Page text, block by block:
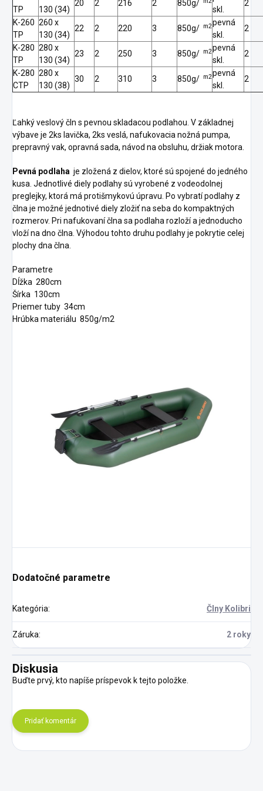
TP
130 (34)
20 2 216 2 850g/
skl.
2
K-260
TP
260 x
130 (34)
22 2 220 3 850g/ m2pevná
skl.
2
K-280
TP
280 x
130 (34)
23 2 250 3 850g/ m2pevná
skl.
2
K-280
CTP
280 x
130 (38)
30 2 310 3 850g/ m2pevná
skl.
2
Ľahký veslový čln s pevnou skladacou podlahou. V základnej
výbave je 2ks lavička, 2ks veslá, nafukovacia nožná pumpa,
prepravný vak, opravná sada, návod na obsluhu, držiak motora.
Pevná podlaha je zložená z dielov, ktoré sú spojené do jedného
kusa. Jednotlivé diely podlahy sú vyrobené z vodeodolnej
preglejky, ktorá má protišmykovú úpravu. Po vybratí podlahy z
člna je možné jednotivé diely zložiť na seba do kompaktných
rozmerov. Pri nafukovaní člna sa podlaha rozloží a jednoducho
vloží na dno člna. Výhodou tohto druhu podlahy je pokrytie celej
plochy dna člna.
Parametre
Dĺžka 280cm
Šírka 130cm
Priemer tuby 34cm
Hrúbka materiálu 850g/m2
Dodatočné parametre
Kategória: Člny Kolibri
Záruka: 2 roky
Diskusia
Buďte prvý, kto napíše príspevok k tejto položke.
Pridať komentár